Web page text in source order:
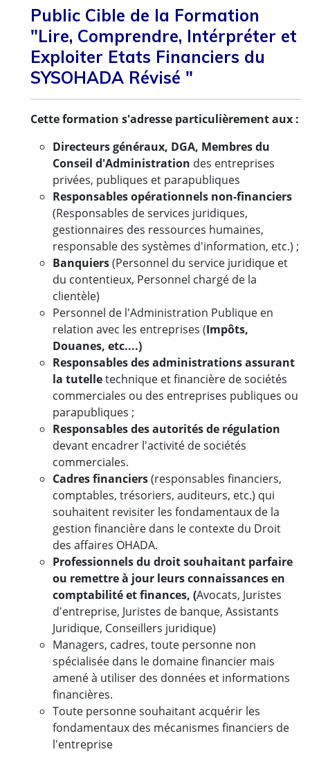
Public Cible de la Formation
"Lire, Comprendre, Intérpréter et
Exploiter Etats Financiers du
SYSOHADA Révisé "
Cette formation s'adresse particulièrement aux :
Directeurs généraux, DGA, Membres du
Conseil d'Administration des entreprises
privées, publiques et parapubliques
Responsables opérationnels non-financiers
(Responsables de services juridiques,
gestionnaires des ressources humaines,
responsable des systèmes d'information, etc.) ;
Banquiers(Personnel du service juridique et
du contentieux, Personnel chargé de la
clientèle)
Personnel de l'Administration Publique en
relation avec les entreprises (Impôts,
Douanes, etc....)
Responsables des administrations assurant
la tutelletechnique et financière de sociétés
commerciales ou des entreprises publiques ou
parapubliques ;
Responsables des autorités de régulation
devant encadrer l'activité de sociétés
commerciales.
Cadres financiers(responsables financiers,
comptables, trésoriers, auditeurs, etc.) qui
souhaitent revisiter les fondamentaux de la
gestion financière dans le contexte du Droit
des affaires OHADA.
Professionnels du droit souhaitant parfaire
ou remettre à jour leurs connaissances en
comptabilité et finances, (Avocats, Juristes
d'entreprise, Juristes de banque, Assistants
Juridique, Conseillers juridique)
Managers, cadres, toute personne non
spécialisée dans le domaine financier mais
amené à utiliser des données et informations
financières.
Toute personne souhaitant acquérir les
fondamentaux des mécanismes financiers de
l'entreprise